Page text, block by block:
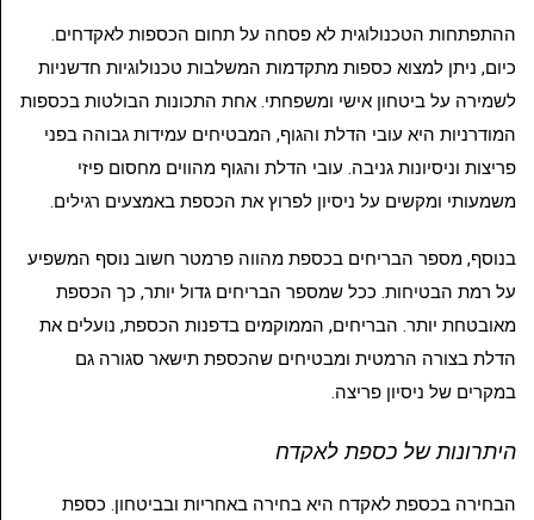
ההתפתחות הטכנולוגית לא פסחה על תחום הכספות לאקדחים.
כיום, ניתן למצוא כספות מתקדמות המשלבות טכנולוגיות חדשניות
לשמירה על ביטחון אישי ומשפחתי. אחת התכונות הבולטות בכספות
המודרניות היא עובי הדלת והגוף, המבטיחים עמידות גבוהה בפני
פריצות וניסיונות גניבה. עובי הדלת והגוף מהווים מחסום פיזי
משמעותי ומקשים על ניסיון לפרוץ את הכספת באמצעים רגילים.
בנוסף, מספר הבריחים בכספת מהווה פרמטר חשוב נוסף המשפיע
על רמת הבטיחות. ככל שמספר הבריחים גדול יותר, כך הכספת
מאובטחת יותר. הבריחים, הממוקמים בדפנות הכספת, נועלים את
הדלת בצורה הרמטית ומבטיחים שהכספת תישאר סגורה גם
במקרים של ניסיון פריצה.
היתרונות של כספת לאקדח
הבחירה בכספת לאקדח היא בחירה באחריות ובביטחון. כספת